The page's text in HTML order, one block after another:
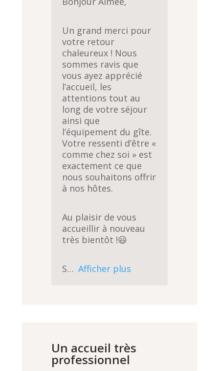
Un grand merci pour
votre retour
chaleureux ! Nous
sommes ravis que
vous ayez apprécié
l’accueil, les
attentions tout au
long de votre séjour
ainsi que
l’équipement du gîte.
Votre ressenti d’être «
comme chez soi » est
exactement ce que
nous souhaitons offrir
à nos hôtes.
Au plaisir de vous
accueillir à nouveau
très bientôt !😃
S Afficher plus
Un accueil très
professionnel